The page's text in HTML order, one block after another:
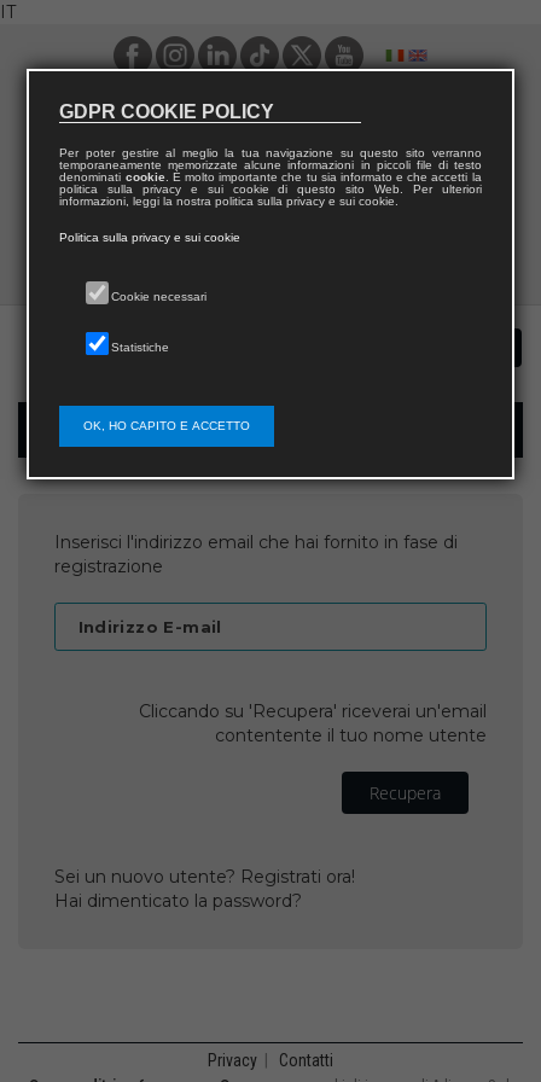
IT
Recupera username
Inserisci l'indirizzo email che hai fornito in fase di
registrazione
Indirizzo E-mail
Cliccando su 'Recupera' riceverai un'email
contentente il tuo nome utente
Recupera
Sei un nuovo utente? Registrati ora!
Hai dimenticato la password?
Privacy Contatti
GDPR COOKIE POLICY
Per poter gestire al meglio la tua navigazione su questo sito verranno
temporaneamente memorizzate alcune informazioni in piccoli file di testo
denominati cookie. È molto importante che tu sia informato e che accetti la
politica sulla privacy e sui cookie di questo sito Web. Per ulteriori
informazioni, leggi la nostra politica sulla privacy e sui cookie.
Politica sulla privacy e sui cookie
Cookie necessari
Statistiche
OK, HO CAPITO E ACCETTO